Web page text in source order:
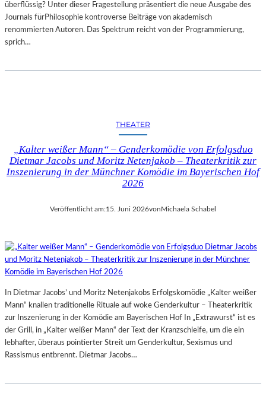
überflüssig? Unter dieser Fragestellung präsentiert die neue Ausgabe des
Journals fürPhilosophie kontroverse Beiträge von akademisch
renommierten Autoren. Das Spektrum reicht von der Programmierung,
sprich…
THEATER
„Kalter weißer Mann“ – Genderkomödie von Erfolgsduo
Dietmar Jacobs und Moritz Netenjakob – Theaterkritik zur
Inszenierung in der Münchner Komödie im Bayerischen Hof
2026
Veröffentlicht am:15. Juni 2026von Michaela Schabel
In Dietmar Jacobs’ und Moritz Netenjakobs Erfolgskomödie „Kalter weißer
Mann“ knallen traditionelle Rituale auf woke Genderkultur – Theaterkritik
zur Inszenierung in der Komödie am Bayerischen Hof In „Extrawurst“ ist es
der Grill, in „Kalter weißer Mann“ der Text der Kranzschleife, um die ein
lebhafter, überaus pointierter Streit um Genderkultur, Sexismus und
Rassismus entbrennt. Dietmar Jacobs…